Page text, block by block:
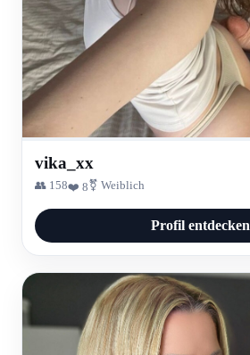
vika_xx
👥 158❤️ 8⚧ Weiblich
Profil entdecken